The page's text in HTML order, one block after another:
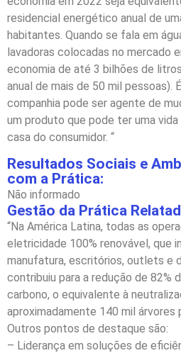
residencial energético anual de
habitantes. Quando se fala em
lavadoras colocadas no mercado
economia de até 3 bilhões de
anual de mais de 50 mil pessoas).
companhia pode ser agente de
um produto que pode ter uma
casa do consumidor. “
Resultados Sociais e
com a Prática:
Não informado
Gestão da Prática
“Na América Latina, todas as
eletricidade 100% renovável, que
manufatura, escritórios, outlets e
contribuiu para a redução de 82%
carbono, o equivalente à
aproximadamente 140 mil árvores
Outros pontos de destaque são:
– Liderança em soluções de